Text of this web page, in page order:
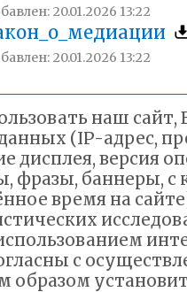
20.01.2026 13:22
20.01.2026 13:22
наш сайт,
(IP-адрес,
дисплея, версия
фразы, баннеры,
время на
с